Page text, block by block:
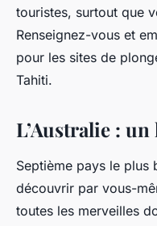
touristes, surtout que
Renseignez-vous et
pour les sites de
Tahiti.
L’Australie :
Septième pays le plus
découvrir par vous-
toutes les merveilles